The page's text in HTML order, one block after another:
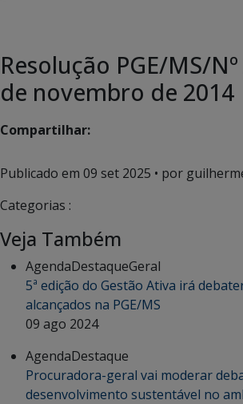
Resolução PGE/MS/
de novembro de 2014
Compartilhar:
Publicado em 09 set 2025 • por
Categorias :
Veja Também
AgendaDestaqueGeral
5ª edição do Gestão Ativa irá
alcançados na PGE/MS
09 ago 2024
AgendaDestaque
Procuradora-geral vai moderar
desenvolvimento sustentável no